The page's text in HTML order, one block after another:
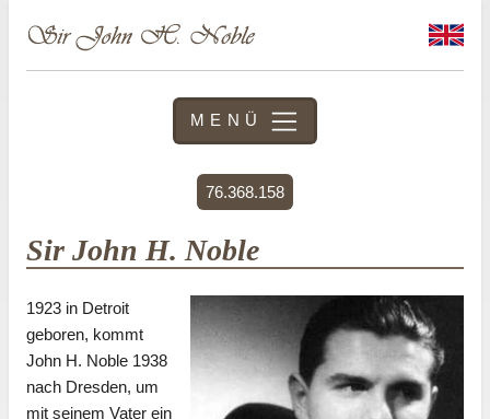
MENÜ
76.368.158
Sir John H. Noble
1923 in Detroit
geboren, kommt
John H. Noble 1938
nach Dresden, um
mit seinem Vater ein